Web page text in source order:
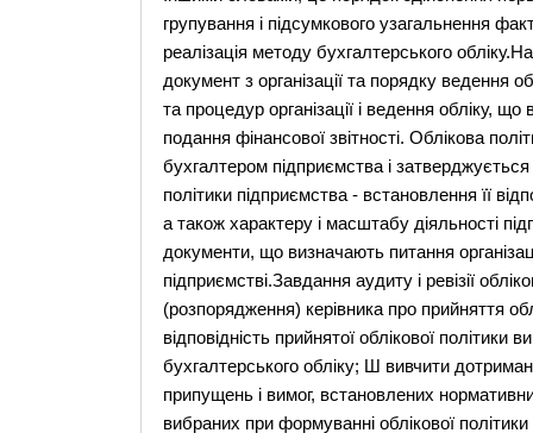
групування і підсумкового узагальнення
реалізація методу бухгалтерського
документ з організації та порядку ведення
та процедур організації і ведення обліку,
подання фінансової звітності. Облікова
бухгалтером підприємства і затверджується
політики підприємства - встановлення її
а також характеру і масштабу діяльності
документи, що визначають питання
підприємстві.Завдання аудиту і ревізії
(розпорядження) керівника про прийняття
відповідність прийнятої облікової
бухгалтерського обліку; Ш вивчити
припущень і вимог, встановлених
вибраних при формуванні облікової